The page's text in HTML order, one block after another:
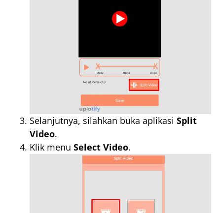
Selanjutnya, silahkan buka aplikasi Split
Video.
Klik menu Select Video.